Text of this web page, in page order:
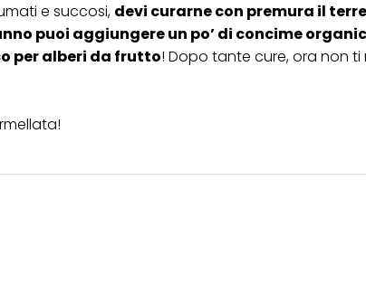
e succosi, devi curarne con premura il
puoi aggiungere un po’ di concime
per alberi da frutto! Dopo tante cure, ora non ti
!